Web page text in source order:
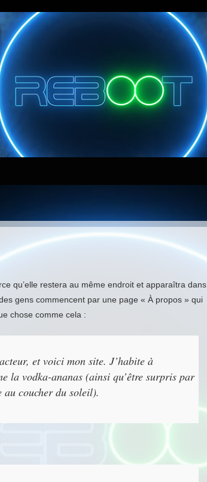
qu’elle restera au même endroit et apparaîtra dans
gens commencent par une page « À propos » qui
chose comme cela :
et voici mon site. J’habite à
la vodka-ananas (ainsi qu’être surpris par
coucher du soleil).